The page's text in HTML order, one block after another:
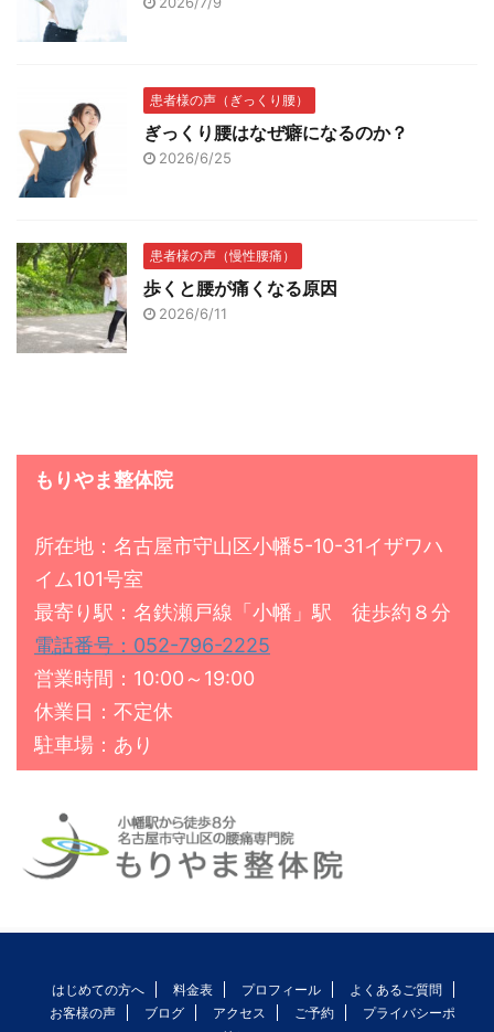
患者様の声（ぎっくり腰）
ぎっくり腰はなぜ癖になるのか？
2026/6/25
患者様の声（慢性腰痛）
歩くと腰が痛くなる原因
2026/6/11
もりやま整体院
所在地：名古屋市守山区小幡5-10-31イザワハ
イム101号室
最寄り駅：名鉄瀬戸線「小幡」駅 徒歩約８分
電話番号：052-796-2225
営業時間：10:00～19:00
休業日：不定休
駐車場：あり
はじめての方へ 料金表 プロフィール
よくあるご質問
お客様の声
ブログ アクセス ご予約
プライバシーポ